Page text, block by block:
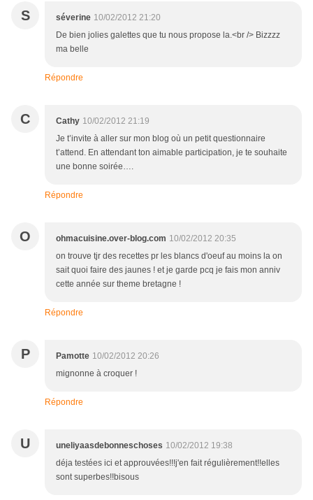
S séverine 10/02/2012 21:20
De bien jolies galettes que tu nous propose la.<br /> Bizzzz
ma belle
Répondre
C Cathy 10/02/2012 21:19
Je t’invite à aller sur mon blog où un petit questionnaire
t’attend. En attendant ton aimable participation, je te souhaite
une bonne soirée….
Répondre
O ohmacuisine.over-blog.com 10/02/2012 20:35
on trouve tjr des recettes pr les blancs d'oeuf au moins la on
sait quoi faire des jaunes ! et je garde pcq je fais mon anniv
cette année sur theme bretagne !
Répondre
P Pamotte 10/02/2012 20:26
mignonne à croquer !
Répondre
U uneliyaasdebonneschoses 10/02/2012 19:38
déja testées ici et approuvées!!!j'en fait régulièrement!!elles
sont superbes!!bisous